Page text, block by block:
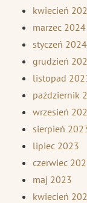
kwiecień
marzec 2024
styczeń 2024
grudzień
listopad
październik
wrzesień
sierpień
lipiec 2023
czerwiec
maj 2023
kwiecień